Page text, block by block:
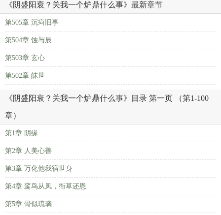
《阴盛阳衰？关我一个炉鼎什么事》最新章节
第505章 沉疴旧事
第504章 蚀与辰
第503章 玄心
第502章 皌世
《阴盛阳衰？关我一个炉鼎什么事》目录 第一页 （第1-100
章）
第1章 阴缘
第2章 人美心善
第3章 万化他我宿世身
第4章 鸾鸟从凤，衔草还恩
第5章 骨似琉璃